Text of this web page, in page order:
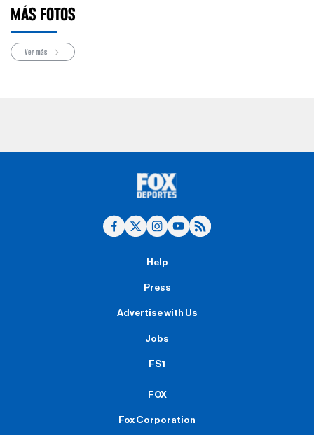
MÁS FOTOS
Ver más
Help
Press
Advertise with Us
Jobs
FS1
FOX
Fox Corporation